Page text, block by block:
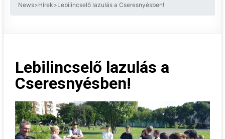
News>Hírek>Lebilincselő lazulás a Cseresnyésben!
Lebilincselő lazulás a
Cseresnyésben!